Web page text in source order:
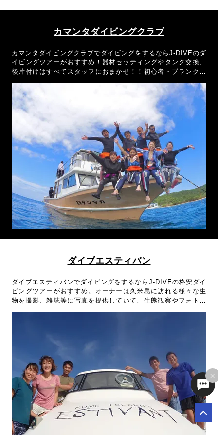
カマンタダイビングクラブ
カマンタダイビングクラブでダイビングをするならJ-DIVEのダ
イビングツアーがおすすめ！器材セッティングやタンク交換、
後片付けはすべてスタッフにおまかせ！！初心者・ブランクダ
しさせていただきます！
ダイブエスティバン
ダイブエスティバンでダイビングをするならJ-DIVEの格安ダイ
ビングツアーがおすすめ。オーナーは久米島に訪れる様々な生
物を撮影、雑誌等に写真を提供していて、生態観察やフォト派
×